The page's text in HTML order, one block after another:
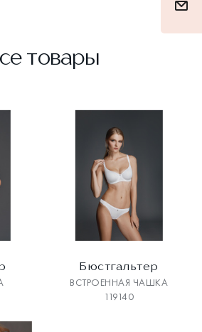
товары
Бюстгальтер
ВСТРОЕННАЯ ЧАШКА
119140